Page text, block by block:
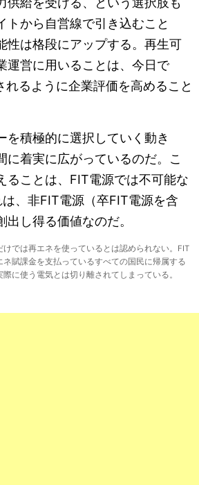
トから自営線で引き込むこと
性は格段にアップする。再生可
運営に用いることは、今日で
れるように企業評価を高めること
を積極的に選択していく動き
に着実に広がっているのだ。こ
ることは、FIT電源では不可能な
、非FIT電源（卒FIT電源を含
し得る価値なのだ。
では再エネを使っているとは認められない。FIT
賦課金を支払っているすべての国民に帰属する
に使う電気とは切り離されてしまっている。